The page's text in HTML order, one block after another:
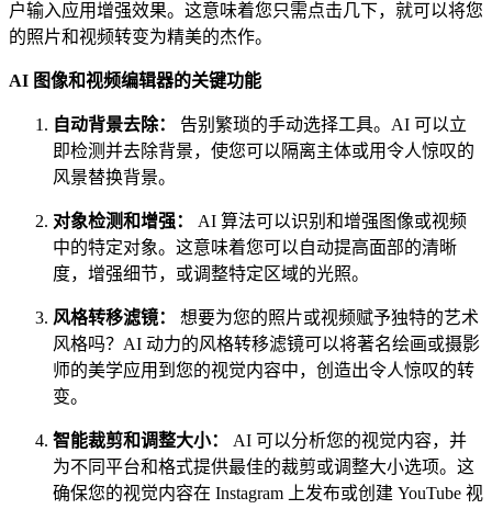
户输入应用增强效果。这意味着您只需点击几下，就可以将您
的照片和视频转变为精美的杰作。
AI 图像和视频编辑器的关键功能
自动背景去除：
告别繁琐的手动选择工具。AI 可以立
即检测并去除背景，使您可以隔离主体或用令人惊叹的
风景替换背景。
对象检测和增强：
AI 算法可以识别和增强图像或视频
中的特定对象。这意味着您可以自动提高面部的清晰
度，增强细节，或调整特定区域的光照。
风格转移滤镜：
想要为您的照片或视频赋予独特的艺术
风格吗？AI 动力的风格转移滤镜可以将著名绘画或摄影
师的美学应用到您的视觉内容中，创造出令人惊叹的转
变。
智能裁剪和调整大小：
AI 可以分析您的视觉内容，并
为不同平台和格式提供最佳的裁剪或调整大小选项。这
确保您的视觉内容在 Instagram 上发布或创建 YouTube 视